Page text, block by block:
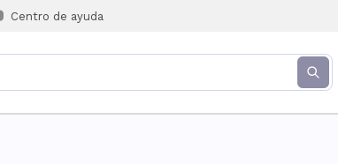
Centro de ayuda